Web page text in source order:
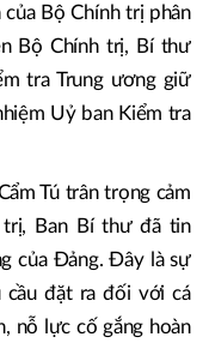
Bộ Chính trị phân
Bộ Chính trị, Bí thư
tra Trung ương giữ
Uỷ ban Kiểm tra
Tú trân trọng cảm
trị, Ban Bí thư đã tin
của Đảng. Đây là sự
cầu đặt ra đối với cá
nỗ lực cố gắng hoàn